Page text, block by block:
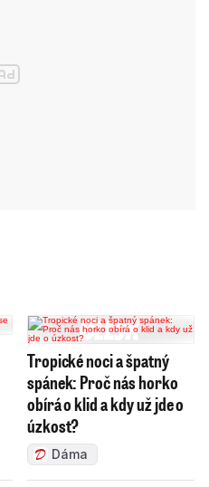
Tropické noci a špatný
spánek: Proč nás horko
obírá o klid a kdy už jde o
úzkost?
Dáma